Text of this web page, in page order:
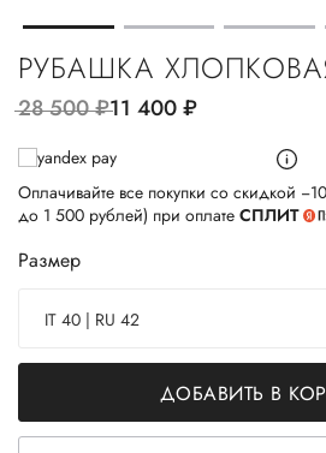
РУБАШКА
28 500руб.11 400руб.
Оплачивайте все покупки со скидкой
до 1 500 рублей) при оплате СПЛИТ
Размер
IT 40 | RU 42
ДОБАВИТЬ В